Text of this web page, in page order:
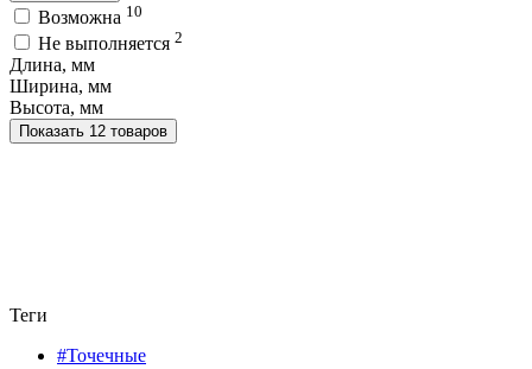
Возможна 10
Не выполняется 2
Длина, мм
Ширина, мм
Высота, мм
Показать 12 товаров
Теги
#Точечные